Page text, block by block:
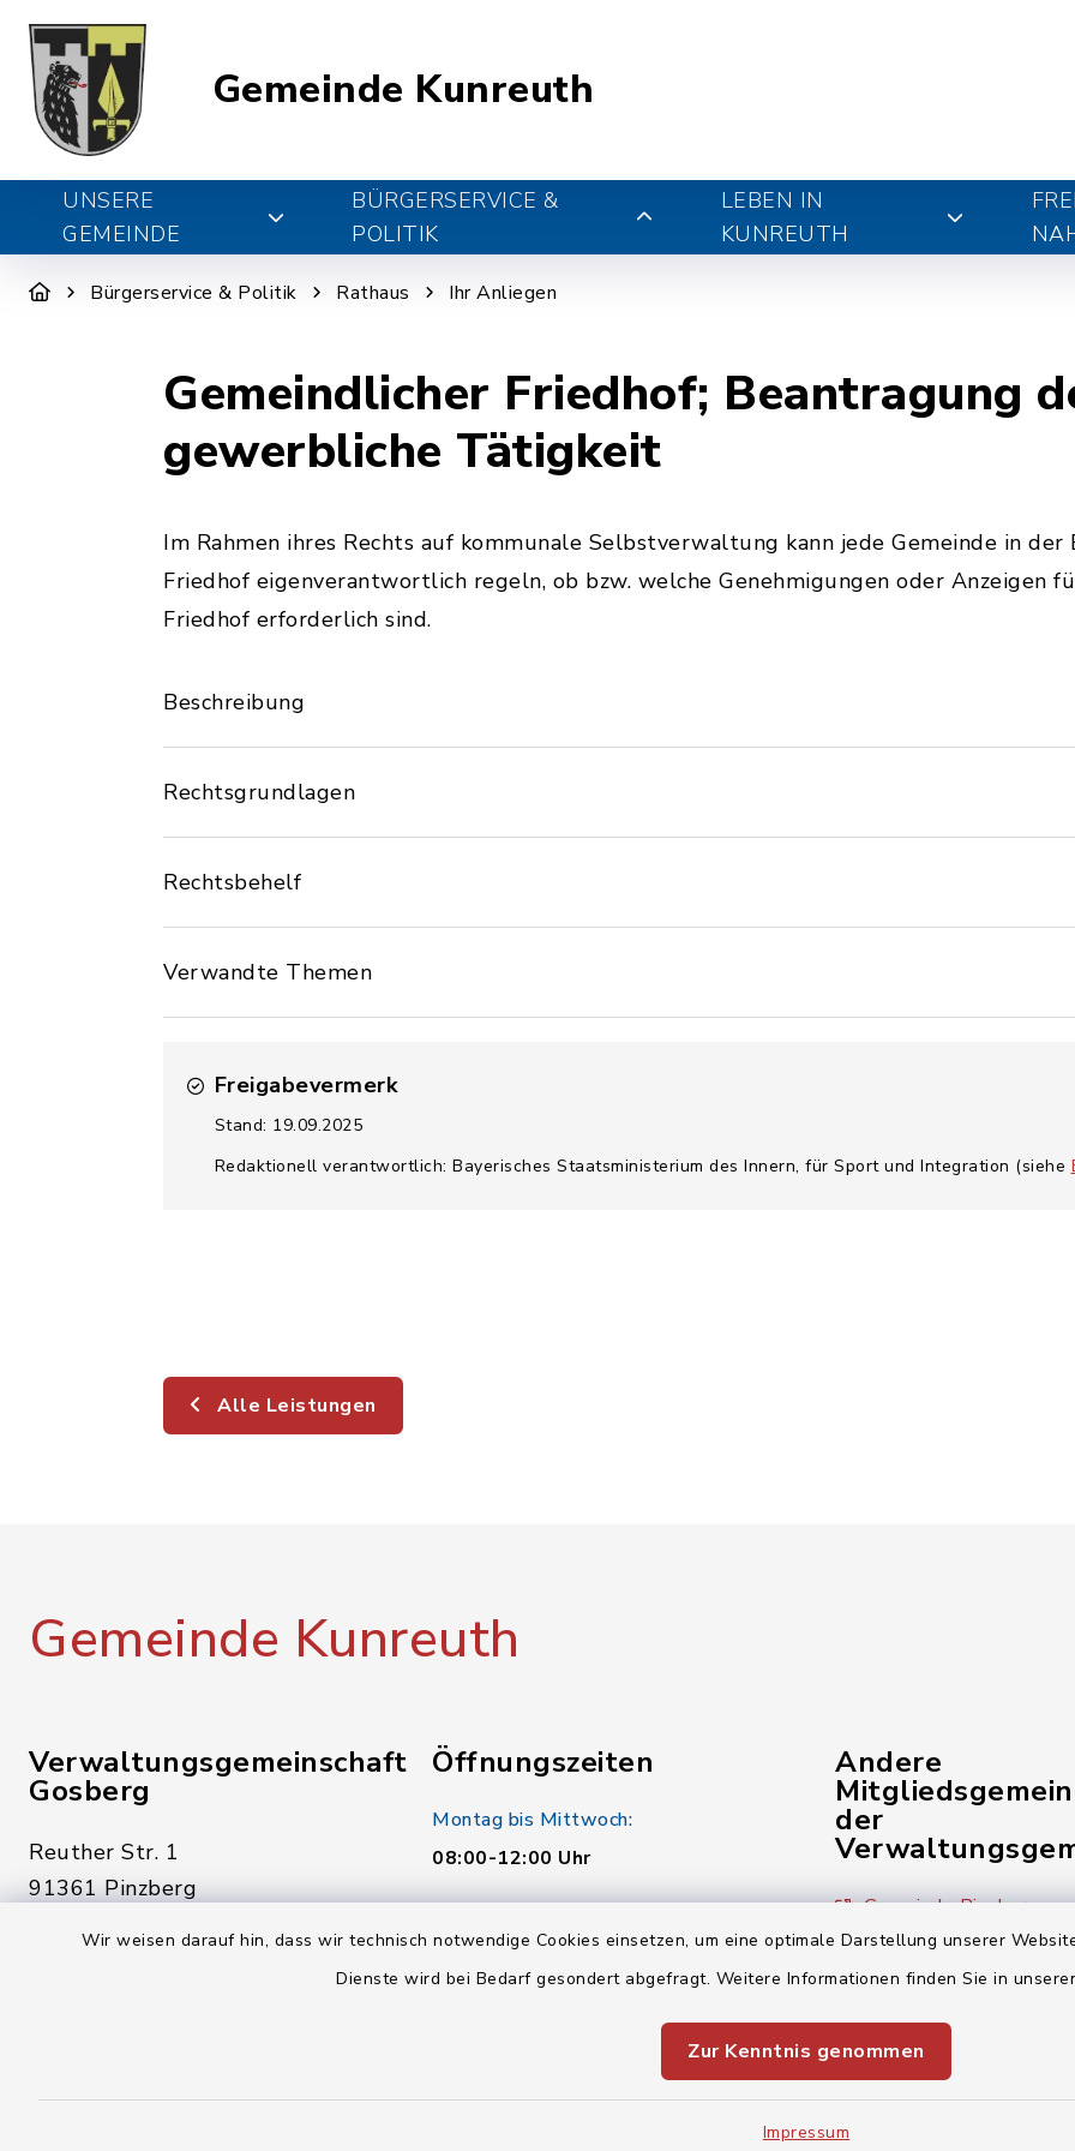
Wir weisen darauf hin, dass wir technisch notwendige Cookies einsetzen, um eine optimale Darstellung unserer
Dienste wird bei Bedarf gesondert abgefragt. Weitere Informationen finden Sie in
Zur Kenntnis genommen
Impressum
Gemeinde Kunreuth
UNSERE
GEMEINDE
BÜRGERSERVICE &
POLITIK
LEBEN IN
KUNREUTH
Bürgerservice & Politik Rathaus Ihr Anliegen
Gemeindlicher Friedhof; Beantragung
gewerbliche Tätigkeit
Im Rahmen ihres Rechts auf kommunale Selbstverwaltung kann jede Gemeinde in
Friedhof eigenverantwortlich regeln, ob bzw. welche Genehmigungen oder Anzeigen
Friedhof erforderlich sind.
Beschreibung
Rechtsgrundlagen
Rechtsbehelf
Verwandte Themen
Freigabevermerk
Stand: 19.09.2025
Redaktionell verantwortlich: Bayerisches Staatsministerium des Innern, für Sport und Integration (siehe
Alle Leistungen
Gemeinde Kunreuth
Verwaltungsgemeinschaft
Gosberg
Reuther Str. 1
91361 Pinzberg
09191 7950-0
Öffnungszeiten
Montag bis Mittwoch:
08:00-12:00 Uhr
14:00-18:00 Uhr
Andere
der
Gemeinde Pinzberg